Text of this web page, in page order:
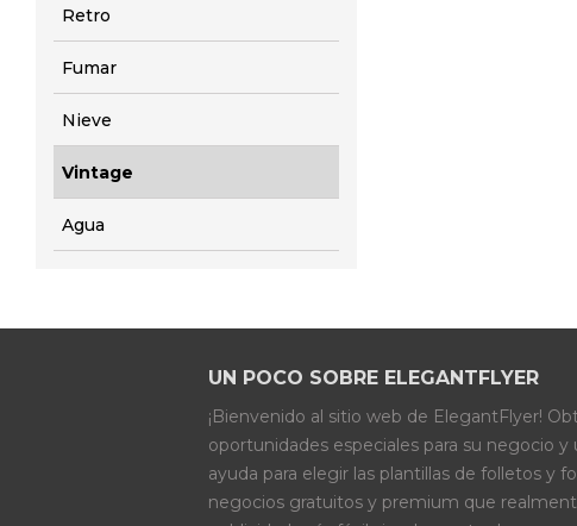
Retro
Fumar
Nieve
Vintage
Agua
UN POCO SOBRE ELEGANTFLYER
¡Bienvenido al sitio web de ElegantFlyer!
oportunidades especiales para su negocio y
ayuda para elegir las plantillas de folletos y
negocios gratuitos y premium que